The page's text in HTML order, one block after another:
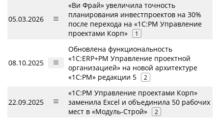
05.03.2026
«Ви Фрай» увеличила точность
планирования инвестпроектов на 30%
после перехода на «1С:РМ Управление
проектами Корп»
1
08.10.2025
Обновлена функциональность
«1С:ERP+PM Управление проектной
организацией» на новой архитектуре
«1С:РМ» редакции 5
2
22.09.2025
«1С:РМ Управление проектами Корп»
заменила Excel и объединила 50 рабочих
мест в «Модуль-Строй»
2